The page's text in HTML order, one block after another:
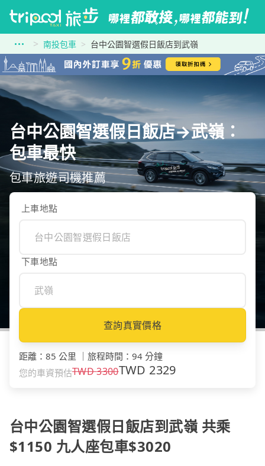
南投包車 台中公園智選假日飯店到武嶺
台中公園智選假日飯店→武嶺：
包車最快
包車旅遊司機推薦
上車地點
下車地點
查詢真實價格
距離 ： 85 公里 旅程時間 ： 94 分鐘
您的車資預估TWD3300TWD 2329
台中公園智選假日飯店到武嶺 共乘
$1150 九人座包車$3020